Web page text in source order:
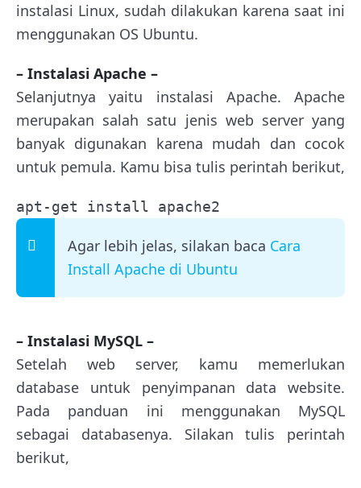
instalasi Linux, sudah dilakukan karena saat ini
menggunakan OS Ubuntu.
– Instalasi Apache –
Selanjutnya yaitu instalasi Apache. Apache
merupakan salah satu jenis web server yang
banyak digunakan karena mudah dan cocok
untuk pemula. Kamu bisa tulis perintah berikut,
apt-get install apache2
Agar lebih jelas, silakan baca Cara
Install Apache di Ubuntu
– Instalasi MySQL –
Setelah web server, kamu memerlukan
database untuk penyimpanan data website.
Pada panduan ini menggunakan MySQL
sebagai databasenya. Silakan tulis perintah
berikut,